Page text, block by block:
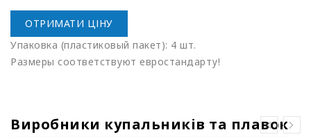
ОТРИМАТИ ЦІНУ
Упаковка (пластиковый пакет): 4 шт.
Размеры соответствуют евростандарту!
Виробники купальників та плавок